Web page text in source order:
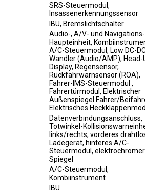
SRS-Steuermodul,
Insassenerkennungssensor
IBU, Bremslichtschalter
Audio-, A/V- und Navigations-
Haupteinheit,
A/C-Steuermodul, Low DC-
Wandler (Audio/AMP), Head-
Display, Regensensor,
Rückfahrwarnsensor (ROA),
Fahrer-IMS-Steuermodul ,
Fahrertürmodul, Elektrischer
Außenspiegel Fahrer/
Elektrisches
Datenverbindungsanschluss,
Totwinkel-
links/rechts, vorderes
Ladegerät, hinteres A/C-
Steuermodul, elektrochromer
Spiegel
A/C-Steuermodul,
Kombiinstrument
IBU